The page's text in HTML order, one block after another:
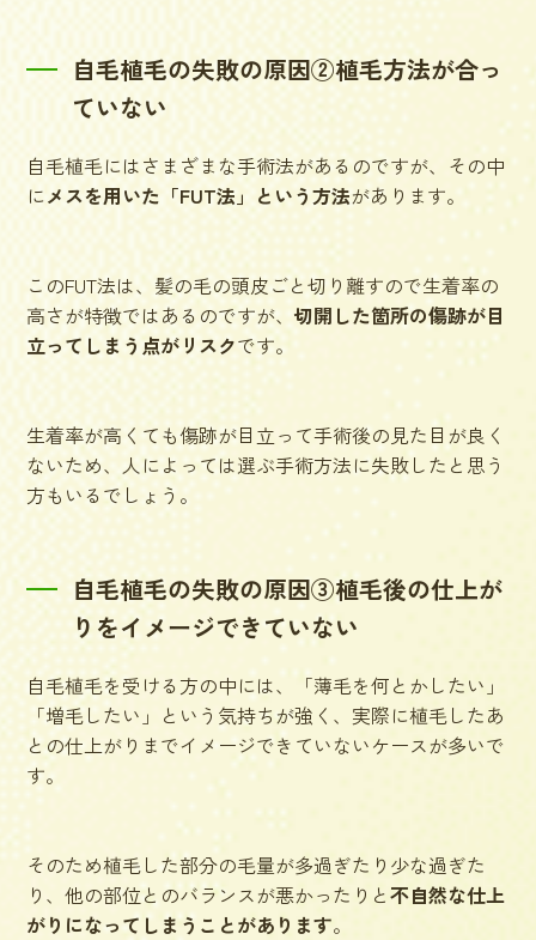
自毛植毛の失敗の原因②植毛方法が合っ
ていない
自毛植毛にはさまざまな手術法があるのですが、その中
にメスを用いた「FUT法」という方法があります。
このFUT法は、髪の毛の頭皮ごと切り離すので生着率の
高さが特徴ではあるのですが、切開した箇所の傷跡が目
立ってしまう点がリスクです。
生着率が高くても傷跡が目立って手術後の見た目が良く
ないため、人によっては選ぶ手術方法に失敗したと思う
方もいるでしょう。
自毛植毛の失敗の原因③植毛後の仕上が
りをイメージできていない
自毛植毛を受ける方の中には、「薄毛を何とかしたい」
「増毛したい」という気持ちが強く、実際に植毛したあ
との仕上がりまでイメージできていないケースが多いで
す。
そのため植毛した部分の毛量が多過ぎたり少な過ぎた
り、他の部位とのバランスが悪かったりと不自然な仕上
がりになってしまうことがあります。